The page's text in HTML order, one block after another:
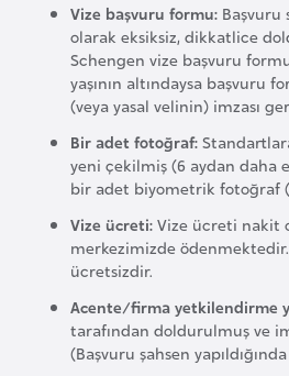
Vize başvuru formu: Başvuru
olarak eksiksiz, dikkatlice
Schengen vize başvuru
yaşının altındaysa başvuru
(veya yasal velinin) imzası
Bir adet fotoğraf:
yeni çekilmiş (6 aydan daha
bir adet biyometrik fotoğraf
Vize ücreti:Vize ücreti nakit
merkezimizde ödenmektedir.
ücretsizdir.
Acente/firma yetkilendirme
tarafından doldurulmuş ve
(Başvuru şahsen